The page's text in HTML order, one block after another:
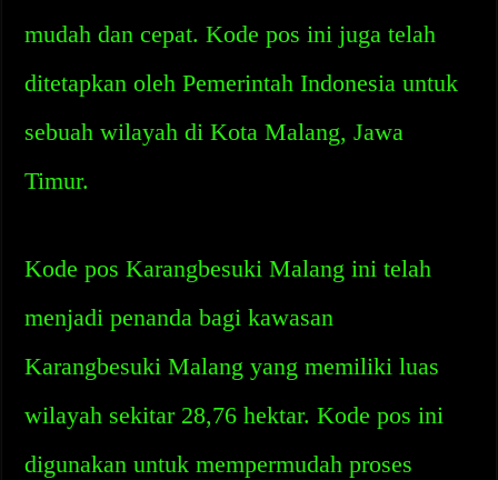
mudah dan cepat. Kode pos ini juga telah
ditetapkan oleh Pemerintah Indonesia untuk
sebuah wilayah di Kota Malang, Jawa
Timur.
Kode pos Karangbesuki Malang ini telah
menjadi penanda bagi kawasan
Karangbesuki Malang yang memiliki luas
wilayah sekitar 28,76 hektar. Kode pos ini
digunakan untuk mempermudah proses